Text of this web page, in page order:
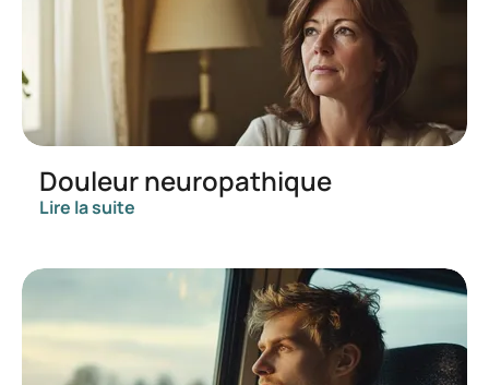
Douleur neuropathique
Lire la suite